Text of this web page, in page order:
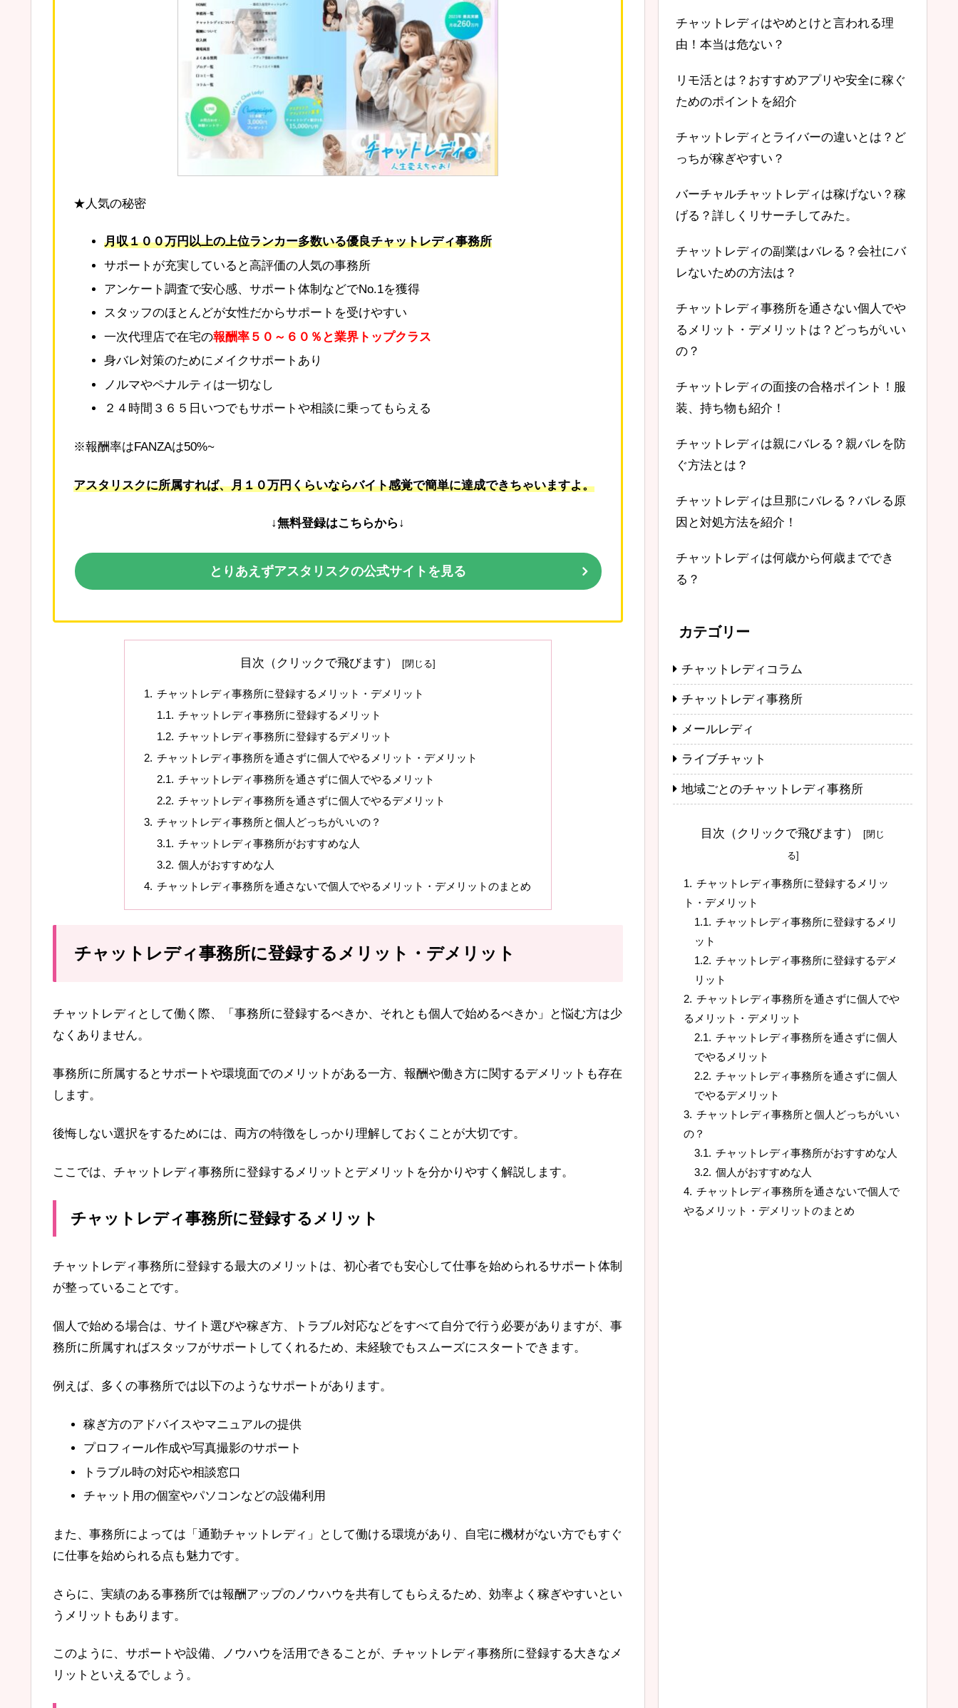
★人気の秘密
月収１００万円以上の上位ランカー多数いる優良チャットレディ事務所
サポートが充実していると高評価の人気の事務所
アンケート調査で安心感、サポート体制などでNo.1を獲得
スタッフのほとんどが女性だからサポートを受けやすい
一次代理店で在宅の報酬率５０～６０％と業界トップクラス
身バレ対策のためにメイクサポートあり
ノルマやペナルティは一切なし
２４時間３６５日いつでもサポートや相談に乗ってもらえる
※報酬率はFANZAは50%~
アスタリスクに所属すれば、月１０万円くらいならバイト感覚で簡単に達成できちゃいますよ。
↓無料登録はこちらから↓
とりあえずアスタリスクの公式サイトを見る
目次（クリックで飛びます）
チャットレディ事務所に登録するメリット・デメリット
チャットレディ事務所に登録するメリット
チャットレディ事務所に登録するデメリット
チャットレディ事務所を通さずに個人でやるメリット・デメリット
チャットレディ事務所を通さずに個人でやるメリット
チャットレディ事務所を通さずに個人でやるデメリット
チャットレディ事務所と個人どっちがいいの？
チャットレディ事務所がおすすめな人
個人がおすすめな人
チャットレディ事務所を通さないで個人でやるメリット・デメリットのまとめ
チャットレディ事務所に登録するメリット・デメリット
チャットレディとして働く際、「事務所に登録するべきか、それとも個人で始めるべきか」と悩む方は少
なくありません。
事務所に所属するとサポートや環境面でのメリットがある一方、報酬や働き方に関するデメリットも存在
します。
後悔しない選択をするためには、両方の特徴をしっかり理解しておくことが大切です。
ここでは、チャットレディ事務所に登録するメリットとデメリットを分かりやすく解説します。
チャットレディ事務所に登録するメリット
チャットレディ事務所に登録する最大のメリットは、初心者でも安心して仕事を始められるサポート体制
が整っていることです。
個人で始める場合は、サイト選びや稼ぎ方、トラブル対応などをすべて自分で行う必要がありますが、事
務所に所属すればスタッフがサポートしてくれるため、未経験でもスムーズにスタートできます。
例えば、多くの事務所では以下のようなサポートがあります。
稼ぎ方のアドバイスやマニュアルの提供
プロフィール作成や写真撮影のサポート
トラブル時の対応や相談窓口
チャット用の個室やパソコンなどの設備利用
また、事務所によっては「通勤チャットレディ」として働ける環境があり、自宅に機材がない方でもすぐ
に仕事を始められる点も魅力です。
さらに、実績のある事務所では報酬アップのノウハウを共有してもらえるため、効率よく稼ぎやすいとい
うメリットもあります。
このように、サポートや設備、ノウハウを活用できることが、チャットレディ事務所に登録する大きなメ
リットといえるでしょう。
チャットレディはやめとけと言われる理
由！本当は危ない？
リモ活とは？おすすめアプリや安全に稼ぐ
ためのポイントを紹介
チャットレディとライバーの違いとは？ど
っちが稼ぎやすい？
バーチャルチャットレディは稼げない？稼
げる？詳しくリサーチしてみた。
チャットレディの副業はバレる？会社にバ
レないための方法は？
チャットレディ事務所を通さない個人でや
るメリット・デメリットは？どっちがいい
の？
チャットレディの面接の合格ポイント！服
装、持ち物も紹介！
チャットレディは親にバレる？親バレを防
ぐ方法とは？
チャットレディは旦那にバレる？バレる原
因と対処方法を紹介！
チャットレディは何歳から何歳まででき
る？
カテゴリー
チャットレディコラム
チャットレディ事務所
メールレディ
ライブチャット
地域ごとのチャットレディ事務所
目次（クリックで飛びます）
チャットレディ事務所に登録するメリッ
ト・デメリット
チャットレディ事務所に登録するメリ
ット
チャットレディ事務所に登録するデメ
リット
チャットレディ事務所を通さずに個人でや
るメリット・デメリット
チャットレディ事務所を通さずに個人
でやるメリット
チャットレディ事務所を通さずに個人
でやるデメリット
チャットレディ事務所と個人どっちがいい
の？
チャットレディ事務所がおすすめな人
個人がおすすめな人
チャットレディ事務所を通さないで個人で
やるメリット・デメリットのまとめ